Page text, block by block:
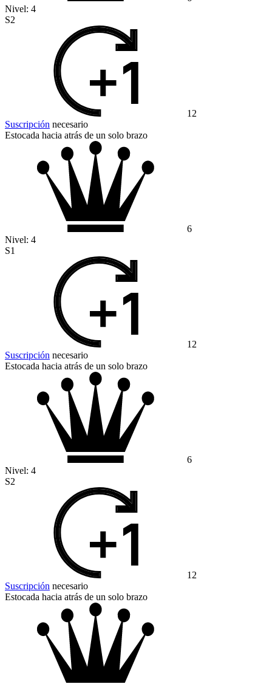
Nivel: 4
S2
12
Suscripción necesario
Estocada hacia atrás de un solo brazo
6
Nivel: 4
S1
12
Suscripción necesario
Estocada hacia atrás de un solo brazo
6
Nivel: 4
S2
12
Suscripción necesario
Estocada hacia atrás de un solo brazo